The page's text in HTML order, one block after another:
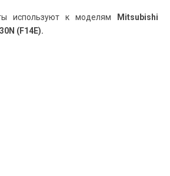
используют к моделям
Mitsubishi
(F14E).